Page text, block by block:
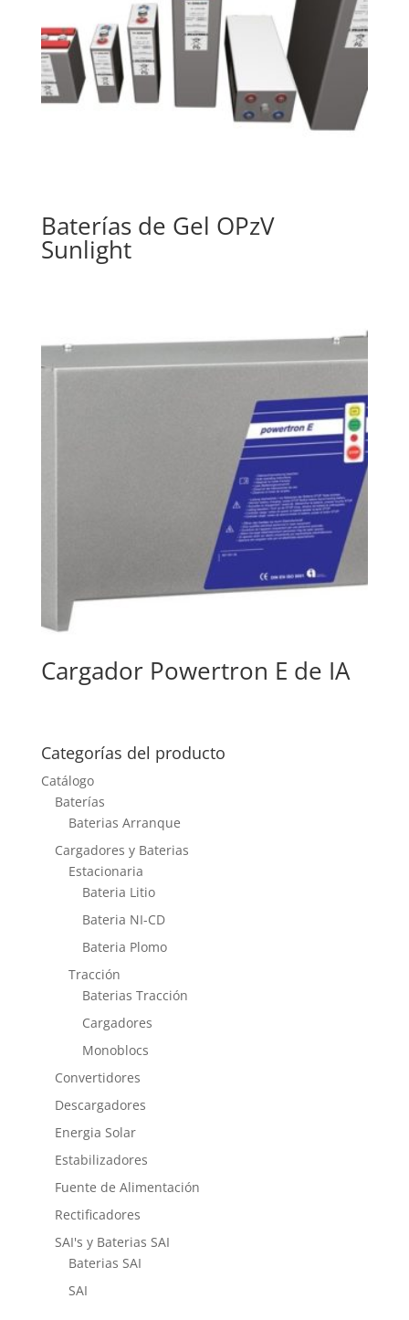
Baterías de Gel OPzV
Sunlight
Cargador Powertron E de IA
Categorías del producto
Catálogo
Baterías
Baterias Arranque
Cargadores y Baterias
Estacionaria
Bateria Litio
Bateria NI-CD
Bateria Plomo
Tracción
Baterias Tracción
Cargadores
Monoblocs
Convertidores
Descargadores
Energia Solar
Estabilizadores
Fuente de Alimentación
Rectificadores
SAI's y Baterias SAI
Baterias SAI
SAI